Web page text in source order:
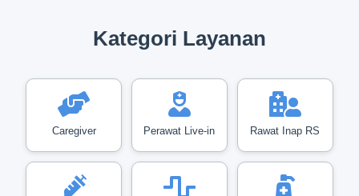
Kategori Layanan
Caregiver Perawat Live-in Rawat Inap RS